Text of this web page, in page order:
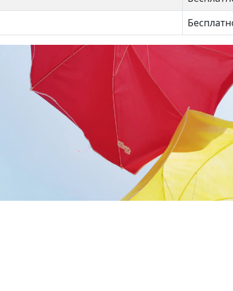
Флотская 13к3
17 000 000 ₽